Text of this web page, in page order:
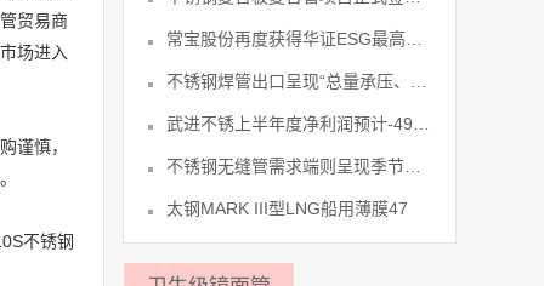
贸易商
场进入
谨慎，
不锈钢
太钢MARK III型LNG船用薄膜47